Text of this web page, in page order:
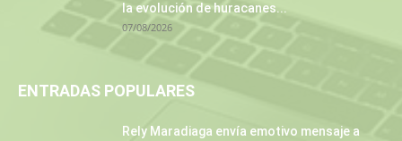
la evolución de huracanes...
07/08/2026
ENTRADAS POPULARES
Rely Maradiaga envía emotivo mensaje a